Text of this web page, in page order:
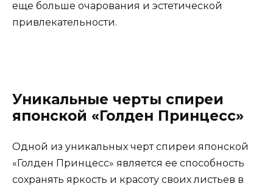
еще больше очарования и эстетической
привлекательности.
Уникальные черты спиреи
японской «Голден Принцесс»
Одной из уникальных черт спиреи японской
«Голден Принцесс» является ее способность
сохранять яркость и красоту своих листьев в